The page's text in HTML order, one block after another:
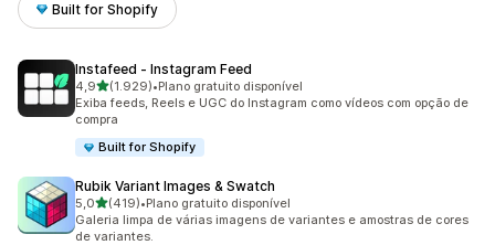
Built for Shopify
Instafeed ‑ Instagram Feed
4,9de 5 estrelas
(1.929)
1929 avaliações ao todo
•Plano gratuito disponível
Exiba feeds, Reels e UGC do Instagram como vídeos com opção de
compra
Built for Shopify
Rubik Variant Images & Swatch
5,0de 5 estrelas
(419)
419 avaliações ao todo
•Plano gratuito disponível
Galeria limpa de várias imagens de variantes e amostras de cores
de variantes.